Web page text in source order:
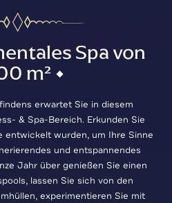
Spa von
m² •
erwartet Sie in diesem
& Spa-Bereich. Erkunden Sie
entwickelt wurden, um Ihre Sinne
und entspannendes
Jahr über genießen Sie einen
lassen Sie sich von den
experimentieren Sie mit